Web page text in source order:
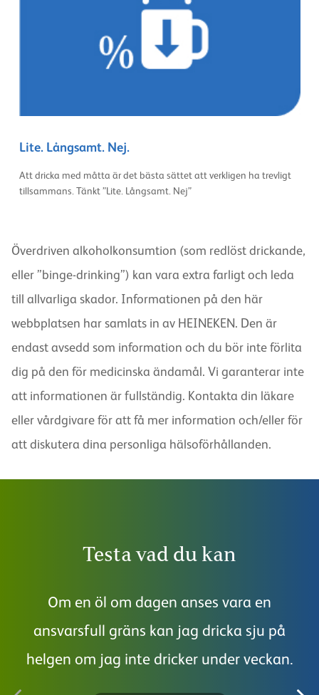
Lite. Långsamt. Nej.
Att dricka med måtta är det bästa sättet att verkligen ha trevligt
tillsammans. Tänkt ”Lite. Långsamt. Nej”
Överdriven alkoholkonsumtion (som redlöst drickande,
eller ”binge-drinking”) kan vara extra farligt och leda
till allvarliga skador. Informationen på den här
webbplatsen har samlats in av HEINEKEN. Den är
endast avsedd som information och du bör inte förlita
dig på den för medicinska ändamål. Vi garanterar inte
att informationen är fullständig. Kontakta din läkare
eller vårdgivare för att få mer information och/eller för
att diskutera dina personliga hälsoförhållanden.
Testa vad du kan
Om en öl om dagen anses vara en
ansvarsfull gräns kan jag dricka sju på
helgen om jag inte dricker under veckan.